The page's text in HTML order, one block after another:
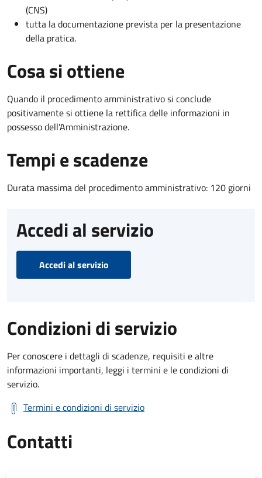
(CNS)
tutta la documentazione prevista per la presentazione
della pratica.
Cosa si ottiene
Quando il procedimento amministrativo si conclude
positivamente si ottiene la rettifica delle informazioni in
possesso dell'Amministrazione.
Tempi e scadenze
Durata massima del procedimento amministrativo: 120 giorni
Accedi al servizio
Accedi al servizio
Condizioni di servizio
Per conoscere i dettagli di scadenze, requisiti e altre
informazioni importanti, leggi i termini e le condizioni di
servizio.
Termini e condizioni di servizio
Contatti